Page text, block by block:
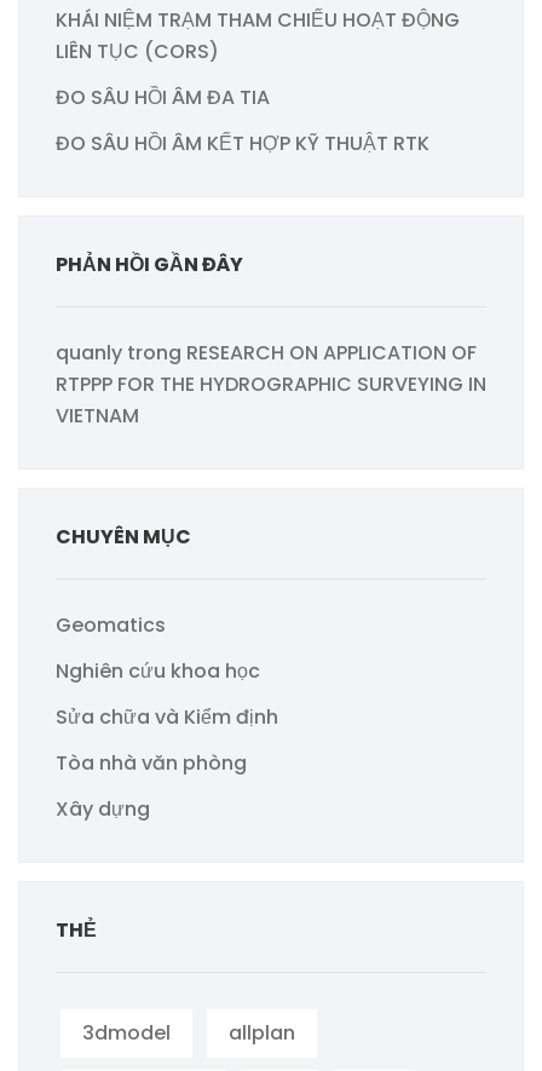
KHÁI NIỆM TRẠM THAM CHIẾU HOẠT ĐỘNG
LIÊN TỤC (CORS)
ĐO SÂU HỒI ÂM ĐA TIA
ĐO SÂU HỒI ÂM KẾT HỢP KỸ THUẬT RTK
PHẢN HỒI GẦN ĐÂY
quanly trong RESEARCH ON APPLICATION OF
RTPPP FOR THE HYDROGRAPHIC SURVEYING IN
VIETNAM
CHUYÊN MỤC
Geomatics
Nghiên cứu khoa học
Sửa chữa và Kiểm định
Tòa nhà văn phòng
Xây dựng
THẺ
3dmodel allplan